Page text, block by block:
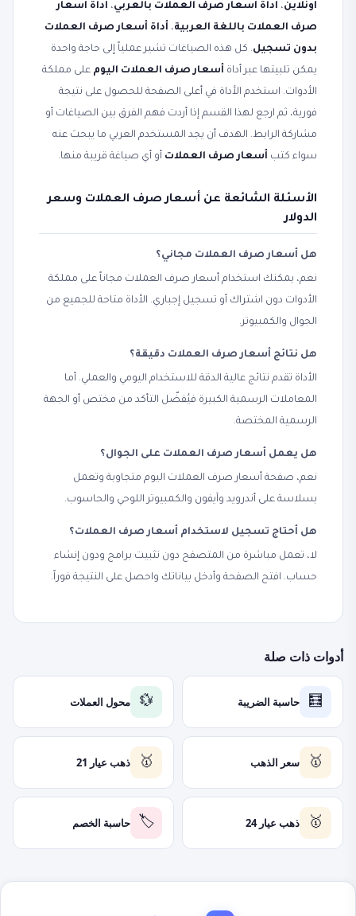
أونلاين، أداة أسعار صرف العملات بالعربي، أداة أسعار
صرف العملات باللغة العربية، أداة أسعار صرف العملات
بدون تسجيل. كل هذه الصياغات تشير عملياً إلى حاجة واحدة
يمكن تلبيتها عبر أداة أسعار صرف العملات اليوم على مملكة
الأدوات. استخدم الأداة في أعلى الصفحة للحصول على نتيجة
فورية، ثم ارجع لهذا القسم إذا أردت فهم الفرق بين الصياغات أو
مشاركة الرابط. الهدف أن يجد المستخدم العربي ما يبحث عنه
سواء كتب أسعار صرف العملات أو أي صياغة قريبة منها.
الأسئلة الشائعة عن أسعار صرف العملات وسعر
الدولار
هل أسعار صرف العملات مجاني؟
نعم، يمكنك استخدام أسعار صرف العملات مجاناً على مملكة
الأدوات دون اشتراك أو تسجيل إجباري. الأداة متاحة للجميع من
الجوال والكمبيوتر.
هل نتائج أسعار صرف العملات دقيقة؟
الأداة تقدم نتائج عالية الدقة للاستخدام اليومي والعملي. أما
المعاملات الرسمية الكبيرة فيُفضّل التأكد من مختص أو الجهة
الرسمية المختصة.
هل يعمل أسعار صرف العملات على الجوال؟
نعم، صفحة أسعار صرف العملات اليوم متجاوبة وتعمل
بسلاسة على أندرويد وآيفون والكمبيوتر اللوحي والحاسوب.
هل أحتاج تسجيل لاستخدام أسعار صرف العملات؟
لا، تعمل مباشرة من المتصفح دون تثبيت برامج ودون إنشاء
حساب. افتح الصفحة وأدخل بياناتك واحصل على النتيجة فوراً.
أدوات ذات صلة
🧮 حاسبة الضريبة 💱 محول العملات
🥇 سعر الذهب 🥇 ذهب عيار 21
🥇 ذهب عيار 24 🏷️ حاسبة الخصم